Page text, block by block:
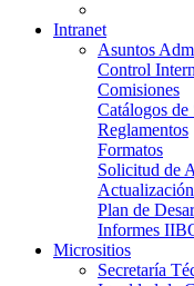
Intranet
Asuntos
Control
Comisiones
Catálogos de
Reglamentos
Formatos
Solicitud de
Plan de
Informes
Micrositios
Secretaría